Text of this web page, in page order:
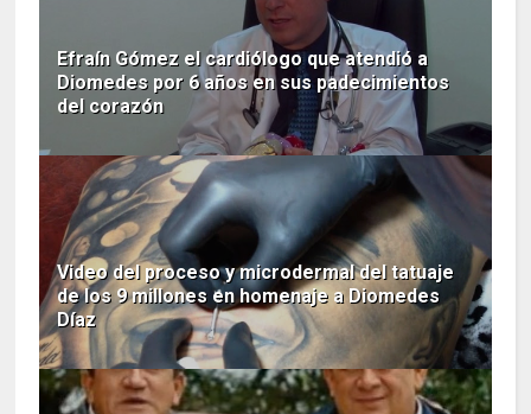
Efraín Gómez el cardiólogo que atendió a
Diomedes por 6 años en sus padecimientos
del corazón
Video del proceso y microdermal del tatuaje
de los 9 millones en homenaje a Diomedes
Díaz